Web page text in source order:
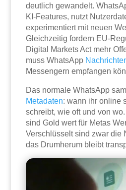
deutlich gewandelt.
KI-Features, nutzt
experimentiert mit neuen
Gleichzeitig fordern EU-
Digital Markets Act mehr
muss WhatsApp
Messengern empfangen
Das normale WhatsApp
Metadaten: wann ihr online
schreibt, wie oft und von
sind Gold wert für Metas
Verschlüsselt sind zwar die
das Drumherum bleibt